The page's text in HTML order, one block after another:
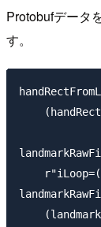
Protobufデータ
す。